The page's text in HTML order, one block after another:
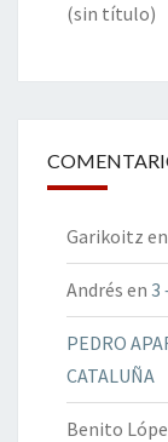
(sin título)
Garikoitz en
Andrés en 3
PEDRO
CATALUÑA
Benito